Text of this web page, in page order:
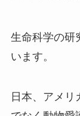
生命科学の研
います。
日本、アメ